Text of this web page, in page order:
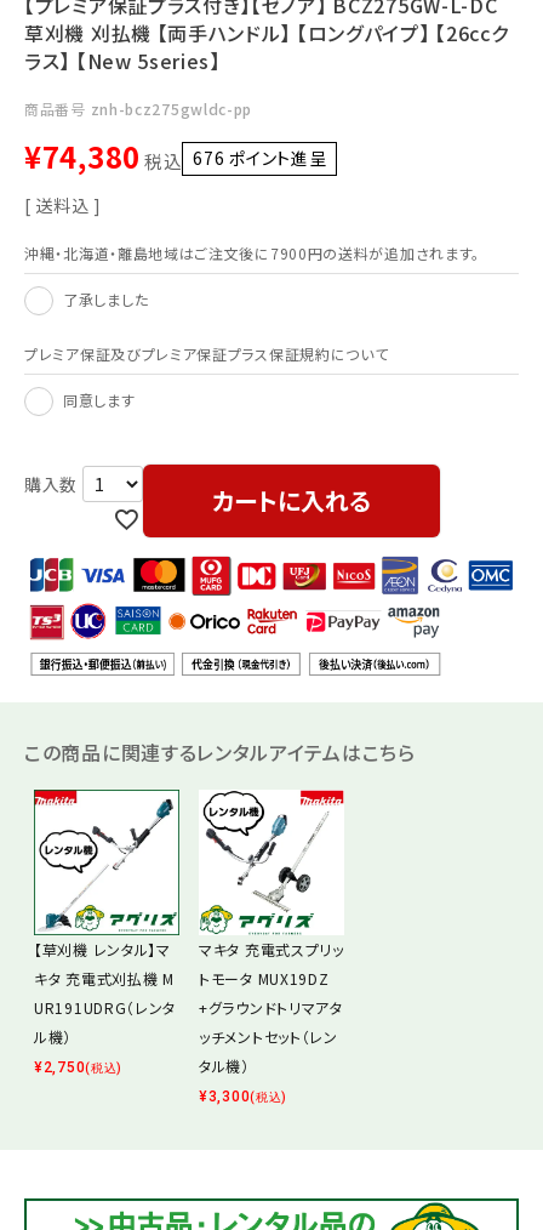
草刈機 刈払機 【両手ハンドル】 【ロングパイプ】 【26ccク
ラス】 【New 5series】
商品番号 znh-bcz275gwldc-pp
¥74,380 税込 676 ポイント進呈 ]
送料込
沖縄・北海道・離島地域はご注文後に7900円の送料が追加されます。
了承しました
プレミア保証及びプレミア保証プラス保証規約について
同意します
カートに入れる
この商品に関連するレンタルアイテムはこちら
【草刈機 レンタル】マ
キタ 充電式刈払機 M
UR191UDRG（レンタ
ル機）
¥2,750(税込)
マキタ 充電式スプリッ
トモータ MUX19DZ
+グラウンドトリマアタ
ッチメントセット（レン
タル機）
¥3,300(税込)